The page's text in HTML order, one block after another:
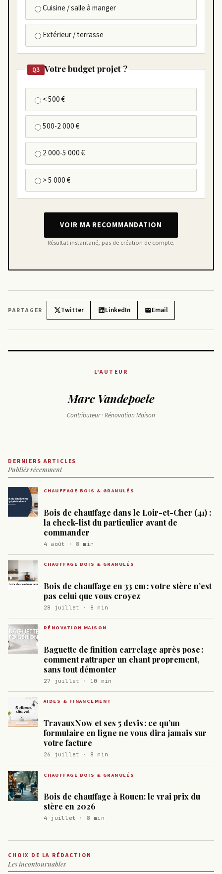
Cuisine / salle à manger
Extérieur / terrasse
Q3 Votre budget projet ?
< 500 €
500-2 000 €
2 000-5 000 €
> 5 000 €
VOIR MA RECOMMANDATION
Résultat instantané, pas de création de compte.
PARTAGER Twitter LinkedIn Email
L'AUTEUR
Marc Vandepoele
Contributeur · Rénovation Maison
DERNIERS ARTICLES
Publiés récemment
CHAUFFAGE BOIS & GRANULÉS
Bois de chauffage dans le Loir-et-Cher (41) :
la check-list du particulier avant de
commander
4 août · 8 min
CHAUFFAGE BOIS & GRANULÉS
Bois de chauffage en 33 cm : votre stère n’est
pas celui que vous croyez
28 juillet · 8 min
RÉNOVATION MAISON
Baguette de finition carrelage après pose :
comment rattraper un chant proprement,
sans tout démonter
27 juillet · 10 min
AIDES & FINANCEMENT
TravauxNow et ses 5 devis : ce qu’un
formulaire en ligne ne vous dira jamais sur
votre facture
26 juillet · 8 min
CHAUFFAGE BOIS & GRANULÉS
Bois de chauffage à Rouen: le vrai prix du
stère en 2026
4 juillet · 8 min
CHOIX DE LA RÉDACTION
Les incontournables